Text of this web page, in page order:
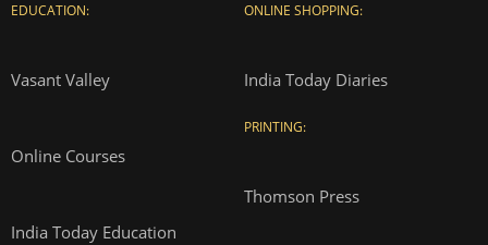
EDUCATION:
Vasant Valley
Online Courses
India Today Education
ONLINE SHOPPING:
India Today Diaries
PRINTING:
Thomson Press